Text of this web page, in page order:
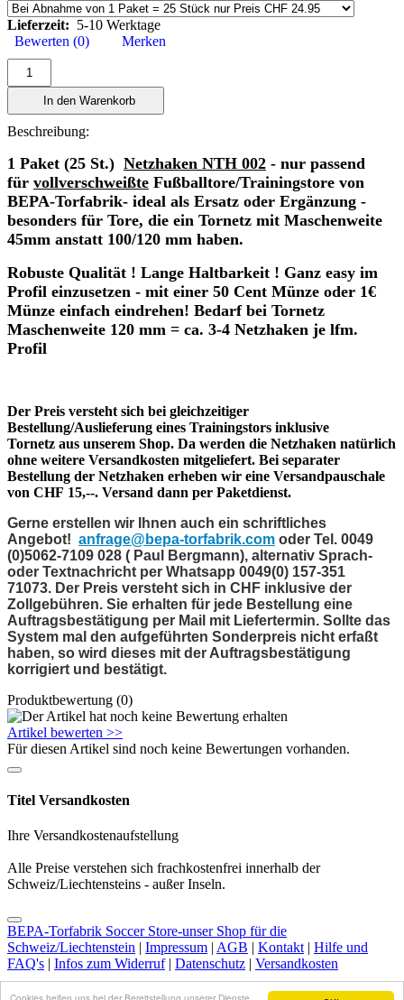
Lieferzeit: 5-10 Werktage
Bewerten (0)
Merken
In den Warenkorb
Beschreibung:
1 Paket (25 St.) Netzhaken NTH 002 - nur passend
für vollverschweißte Fußballtore/Trainingstore von
BEPA-Torfabrik- ideal als Ersatz oder Ergänzung -
besonders für Tore, die ein Tornetz mit Maschenweite
45mm anstatt 100/120 mm haben.
Robuste Qualität ! Lange Haltbarkeit ! Ganz easy im
Profil einzusetzen - mit einer 50 Cent Münze oder 1€
Münze einfach eindrehen! Bedarf bei Tornetz
Maschenweite 120 mm = ca. 3-4 Netzhaken je lfm.
Profil
Der Preis versteht sich bei gleichzeitiger
Bestellung/Auslieferung eines Trainingstors inklusive
Tornetz aus unserem Shop. Da werden die Netzhaken natürlich
ohne weitere Versandkosten mitgeliefert. Bei separater
Bestellung der Netzhaken erheben wir eine Versandpauschale
von CHF 15,--. Versand dann per Paketdienst.
Gerne erstellen wir Ihnen auch ein schriftliches
Angebot! anfrage@bepa-torfabrik.com oder Tel. 0049
(0)5062-7109 028 ( Paul Bergmann), alternativ Sprach-
oder Textnachricht per Whatsapp 0049(0) 157-351
71073. Der Preis versteht sich in CHF inklusive der
Zollgebühren. Sie erhalten für jede Bestellung eine
Auftragsbestätigung per Mail mit Liefertermin. Sollte das
System mal den aufgeführten Sonderpreis nicht erfaßt
haben, so wird dieses mit der Auftragsbestätigung
korrigiert und bestätigt.
Produktbewertung (0)
Artikel bewerten >>
Für diesen Artikel sind noch keine Bewertungen vorhanden.
Titel Versandkosten
Ihre Versandkostenaufstellung
Alle Preise verstehen sich frachkostenfrei innerhalb der
Schweiz/Liechtensteins - außer Inseln.
BEPA-Torfabrik Soccer Store-unser Shop für die
Schweiz/Liechtenstein | Impressum | AGB | Kontakt | Hilfe und
FAQ's | Infos zum Widerruf| Datenschutz | Versandkosten
Shops-Mieten.com